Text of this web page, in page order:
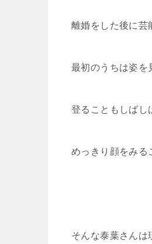
離婚をした後に芸
最初のうちは姿を
登ることもしばし
めっきり顔をみる
そんな泰葉さんは